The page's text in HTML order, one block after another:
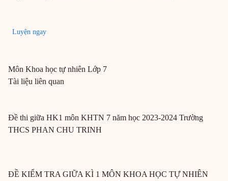
Luyện ngay
Môn Khoa học tự nhiên Lớp 7
Tài liệu liên quan
Đề thi giữa HK1 môn KHTN 7 năm học 2023-2024 Trường
THCS PHAN CHU TRINH
ĐỀ KIỂM TRA GIỮA KÌ 1 MÔN KHOA HỌC TỰ NHIÊN